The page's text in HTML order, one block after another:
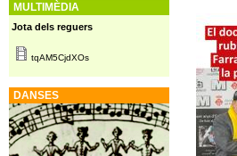
MULTIMÈDIA
Jota dels reguers
tqAM5CjdXOs
DANSES